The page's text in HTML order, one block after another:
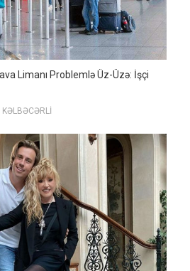
Limanı Problemlə Üz-Üzə: İşçi
KƏLBƏCƏRLİ